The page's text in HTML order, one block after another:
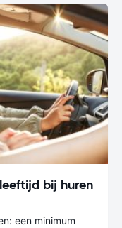
bij huren
een minimum